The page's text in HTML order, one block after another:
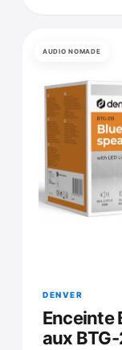
AUDIO NOMADE
DENVER
Enceinte
aux